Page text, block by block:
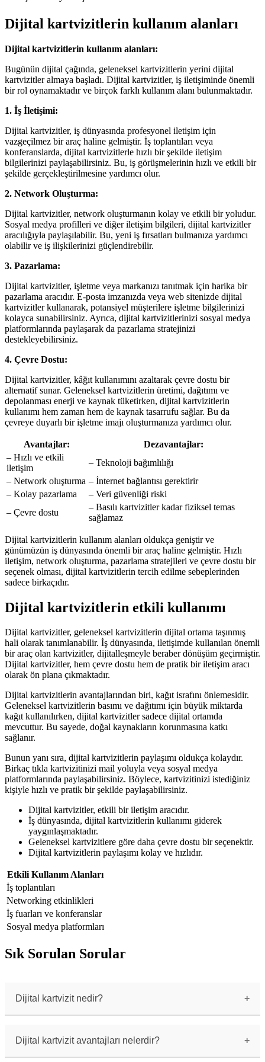
Dijital kartvizitlerin kullanım alanları
Dijital kartvizitlerin kullanım alanları:
Bugünün dijital çağında, geleneksel kartvizitlerin yerini dijital
kartvizitler almaya başladı. Dijital kartvizitler, iş iletişiminde önemli
bir rol oynamaktadır ve birçok farklı kullanım alanı bulunmaktadır.
1. İş İletişimi:
Dijital kartvizitler, iş dünyasında profesyonel iletişim için
vazgeçilmez bir araç haline gelmiştir. İş toplantıları veya
konferanslarda, dijital kartvizitlerle hızlı bir şekilde iletişim
bilgilerinizi paylaşabilirsiniz. Bu, iş görüşmelerinin hızlı ve etkili bir
şekilde gerçekleştirilmesine yardımcı olur.
2. Network Oluşturma:
Dijital kartvizitler, network oluşturmanın kolay ve etkili bir yoludur.
Sosyal medya profilleri ve diğer iletişim bilgileri, dijital kartvizitler
aracılığıyla paylaşılabilir. Bu, yeni iş fırsatları bulmanıza yardımcı
olabilir ve iş ilişkilerinizi güçlendirebilir.
3. Pazarlama:
Dijital kartvizitler, işletme veya markanızı tanıtmak için harika bir
pazarlama aracıdır. E-posta imzanızda veya web sitenizde dijital
kartvizitler kullanarak, potansiyel müşterilere işletme bilgilerinizi
kolayca sunabilirsiniz. Ayrıca, dijital kartvizitlerinizi sosyal medya
platformlarında paylaşarak da pazarlama stratejinizi
destekleyebilirsiniz.
4. Çevre Dostu:
Dijital kartvizitler, kâğıt kullanımını azaltarak çevre dostu bir
alternatif sunar. Geleneksel kartvizitlerin üretimi, dağıtımı ve
depolanması enerji ve kaynak tüketirken, dijital kartvizitlerin
kullanımı hem zaman hem de kaynak tasarrufu sağlar. Bu da
çevreye duyarlı bir işletme imajı oluşturmanıza yardımcı olur.
Avantajlar:
Dezavantajlar:
– Hızlı ve etkili
iletişim
– Teknoloji bağımlılığı
– Network oluşturma – İnternet bağlantısı gerektirir
– Kolay pazarlama
– Veri güvenliği riski
– Çevre dostu
– Basılı kartvizitler kadar fiziksel temas
sağlamaz
Dijital kartvizitlerin kullanım alanları oldukça geniştir ve
günümüzün iş dünyasında önemli bir araç haline gelmiştir. Hızlı
iletişim, network oluşturma, pazarlama stratejileri ve çevre dostu bir
seçenek olması, dijital kartvizitlerin tercih edilme sebeplerinden
sadece birkaçıdır.
Dijital kartvizitlerin etkili kullanımı
Dijital kartvizitler, geleneksel kartvizitlerin dijital ortama taşınmış
hali olarak tanımlanabilir. İş dünyasında, iletişimde kullanılan önemli
bir araç olan kartvizitler, dijitalleşmeyle beraber dönüşüm geçirmiştir.
Dijital kartvizitler, hem çevre dostu hem de pratik bir iletişim aracı
olarak ön plana çıkmaktadır.
Dijital kartvizitlerin avantajlarından biri, kağıt israfını önlemesidir.
Geleneksel kartvizitlerin basımı ve dağıtımı için büyük miktarda
kağıt kullanılırken, dijital kartvizitler sadece dijital ortamda
mevcuttur. Bu sayede, doğal kaynakların korunmasına katkı
sağlanır.
Bunun yanı sıra, dijital kartvizitlerin paylaşımı oldukça kolaydır.
Birkaç tıkla kartvizitinizi mail yoluyla veya sosyal medya
platformlarında paylaşabilirsiniz. Böylece, kartvizitinizi istediğiniz
kişiyle hızlı ve pratik bir şekilde paylaşabilirsiniz.
Dijital kartvizitler, etkili bir iletişim aracıdır.
İş dünyasında, dijital kartvizitlerin kullanımı giderek
yaygınlaşmaktadır.
Geleneksel kartvizitlere göre daha çevre dostu bir seçenektir.
Dijital kartvizitlerin paylaşımı kolay ve hızlıdır.
Etkili Kullanım Alanları
İş toplantıları
Networking etkinlikleri
İş fuarları ve konferanslar
Sosyal medya platformları
Sık Sorulan Sorular
Dijital kartvizit nedir?
versiyonudur.
Dijital kartvizit avantajları nelerdir?